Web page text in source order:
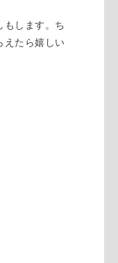
します。ち
えたら嬉しい